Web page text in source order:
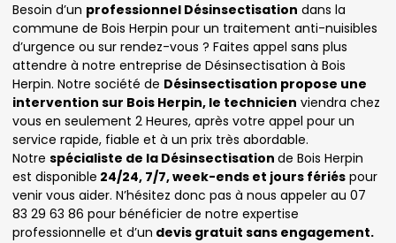
Besoin d’un professionnel Désinsectisation dans la
commune de Bois Herpin pour un traitement anti-nuisibles
d’urgence ou sur rendez-vous ? Faites appel sans plus
attendre à notre entreprise de Désinsectisation à Bois
Herpin. Notre société de Désinsectisation propose une
intervention sur Bois Herpin, le technicien viendra chez
vous en seulement 2 Heures, après votre appel pour un
service rapide, fiable et à un prix très abordable.
Notre spécialiste de la Désinsectisation de Bois Herpin
est disponible 24/24, 7/7, week-ends et jours fériés pour
venir vous aider. N’hésitez donc pas à nous appeler au 07
83 29 63 86 pour bénéficier de notre expertise
professionnelle et d’un devis gratuit sans engagement.